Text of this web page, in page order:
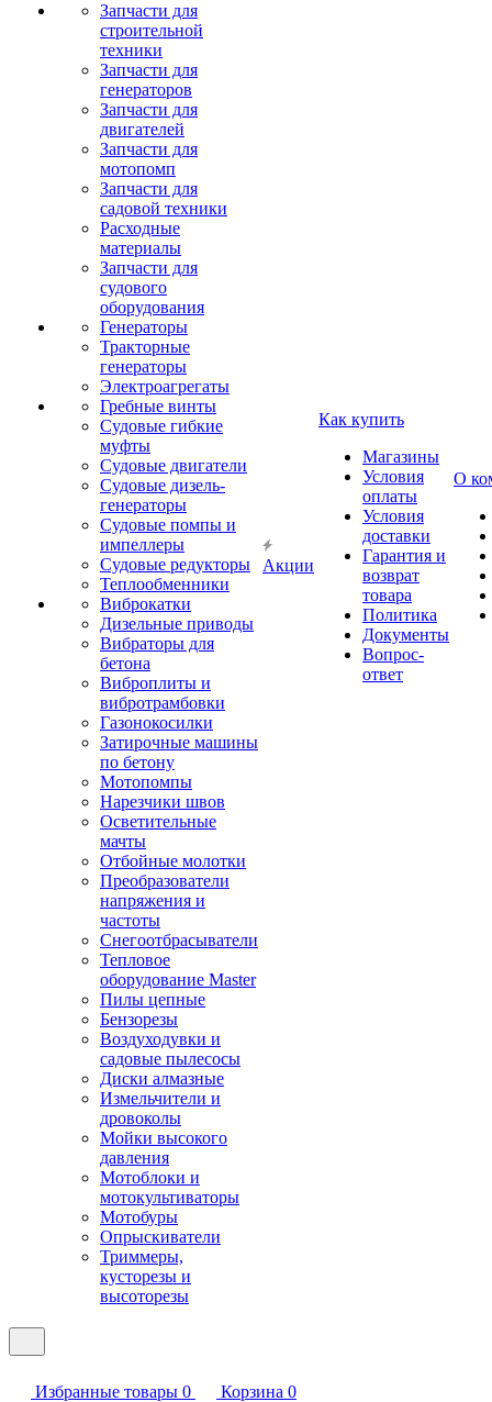
Запчасти для
строительной
техники
Запчасти для
генераторов
Запчасти для
двигателей
Запчасти для
мотопомп
Запчасти для
садовой техники
Расходные
материалы
Запчасти для
судового
оборудования
Генераторы
Тракторные
генераторы
Электроагрегаты
Гребные винты
Судовые гибкие
муфты
Судовые двигатели
Судовые дизель-
генераторы
Судовые помпы и
импеллеры
Судовые редукторы
Теплообменники
Виброкатки
Дизельные приводы
Вибраторы для
бетона
Виброплиты и
вибротрамбовки
Газонокосилки
Затирочные машины
по бетону
Мотопомпы
Нарезчики швов
Осветительные
мачты
Отбойные молотки
Преобразователи
напряжения и
частоты
Снегоотбрасыватели
Тепловое
оборудование Master
Пилы цепные
Бензорезы
Воздуходувки и
садовые пылесосы
Диски алмазные
Измельчители и
дровоколы
Мойки высокого
давления
Мотоблоки и
мотокультиваторы
Мотобуры
Опрыскиватели
Триммеры,
кусторезы и
высоторезы
Акции
Как купить
Магазины
Условия
оплаты
Условия
доставки
Гарантия и
возврат
товара
Политика
Документы
Вопрос-
ответ
О
Избранные товары 0 Корзина 0